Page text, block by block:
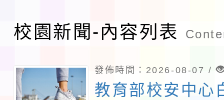
校園新聞-內容列表
發佈時間：2026-08-07 /
教育部校安中心